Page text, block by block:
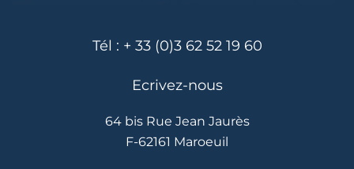
Tél : + 33 (0)3 62 52 19 60
Ecrivez-nous
64 bis Rue Jean Jaurès
F-62161 Maroeuil